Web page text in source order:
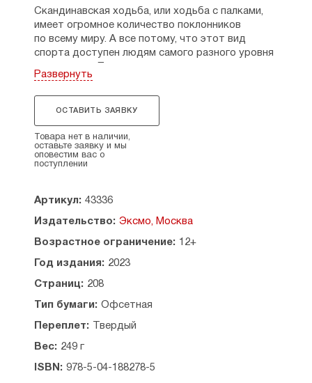
Скандинавская ходьба, или ходьба с палками,
имеет огромное количество поклонников
по всему миру. А все потому, что этот вид
спорта доступен людям самого разного уровня
значения. Важно лишь ответственно подойти
к проработке техник и выбору инвентаря.
— подобрать правильную одежду, обувь
и инвентарь в зависимости от сезона и личных
характеристик;
— выстроить эффективную технику при
местности;
— проводить тренировки с использованием
вводных разминочных и заминочных упражнений;
— изменить систему питания для достижения
максимального эффекта.
Развернуть
ОСТАВИТЬ ЗАЯВКУ
Товара нет в наличии,
оставьте заявку и мы
оповестим вас о
поступлении
Артикул: 43336
Издательство: Эксмо, Москва
Возрастное ограничение: 12+
Год издания: 2023
Страниц: 208
Тип бумаги: Офсетная
Переплет: Твердый
Вес: 249 г
ISBN: 978-5-04-188278-5